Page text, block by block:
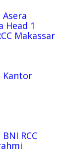
Asera
Head 1
Makassar
Kantor
RCC